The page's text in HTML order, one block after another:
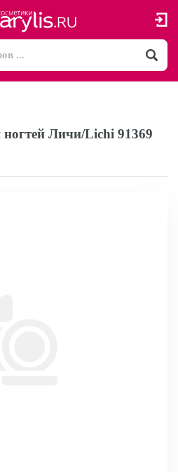
Личи/Lichi 91369